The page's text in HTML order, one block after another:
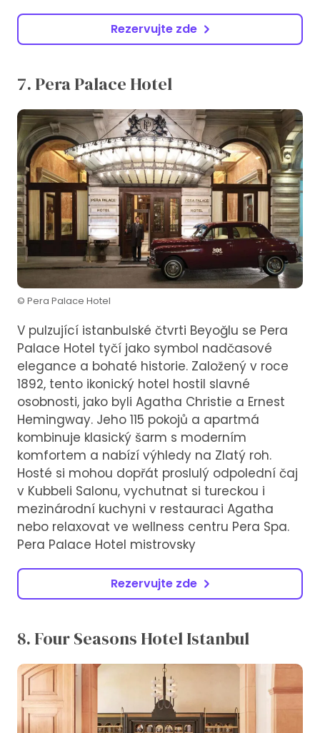
Rezervujte zde
7. Pera Palace Hotel
© Pera Palace Hotel
V pulzující istanbulské čtvrti Beyoğlu se Pera
Palace Hotel tyčí jako symbol nadčasové
elegance a bohaté historie. Založený v roce
1892, tento ikonický hotel hostil slavné
osobnosti, jako byli Agatha Christie a Ernest
Hemingway. Jeho 115 pokojů a apartmá
kombinuje klasický šarm s moderním
komfortem a nabízí výhledy na Zlatý roh.
Hosté si mohou dopřát proslulý odpolední čaj
v Kubbeli Salonu, vychutnat si tureckou i
mezinárodní kuchyni v restauraci Agatha
nebo relaxovat ve wellness centru Pera Spa.
Pera Palace Hotel mistrovsky
Rezervujte zde
8. Four Seasons Hotel Istanbul